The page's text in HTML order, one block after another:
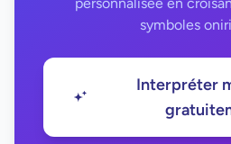
symboles
Interpréter